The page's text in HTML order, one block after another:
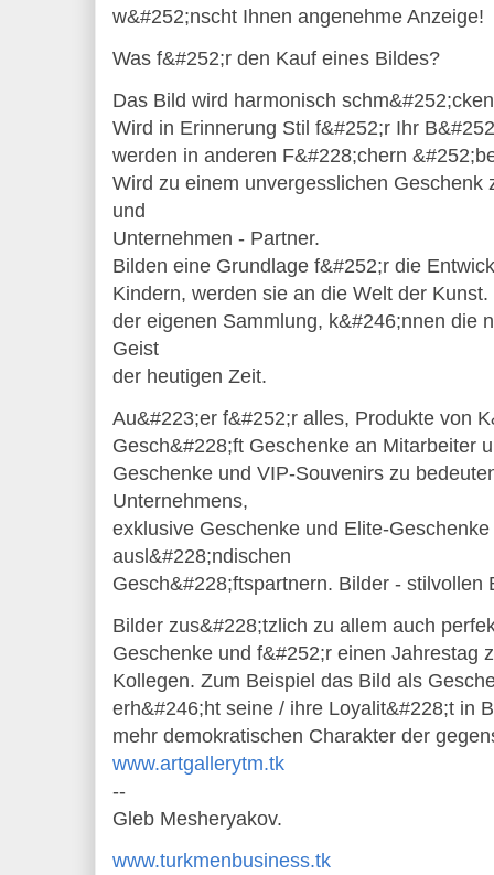
w&#252;nscht Ihnen angenehme Anzeige!
Was f&#252;r den Kauf eines Bildes?
Das Bild wird harmonisch
Wird in Erinnerung Stil f&#252;r Ihr
werden in anderen F&#228;chern
Wird zu einem unvergesslichen Geschenk
und
Unternehmen - Partner.
Bilden eine Grundlage f&#252;r die
Kindern, werden sie an die Welt der
der eigenen Sammlung, k&#246;nnen die
Geist
der heutigen Zeit.
Au&#223;er f&#252;r alles, Produkte von
Gesch&#228;ft Geschenke an Mitarbeiter
Geschenke und VIP-Souvenirs zu
Unternehmens,
exklusive Geschenke und Elite-
ausl&#228;ndischen
Gesch&#228;ftspartnern. Bilder - stilvollen
Bilder zus&#228;tzlich zu allem auch
Geschenke und f&#252;r einen Jahrestag
Kollegen. Zum Beispiel das Bild als
erh&#246;ht seine / ihre Loyalit&#228;t in
mehr demokratischen Charakter der
www.artgallerytm.tk
--
Gleb Mesheryakov.
www.turkmenbusiness.tk